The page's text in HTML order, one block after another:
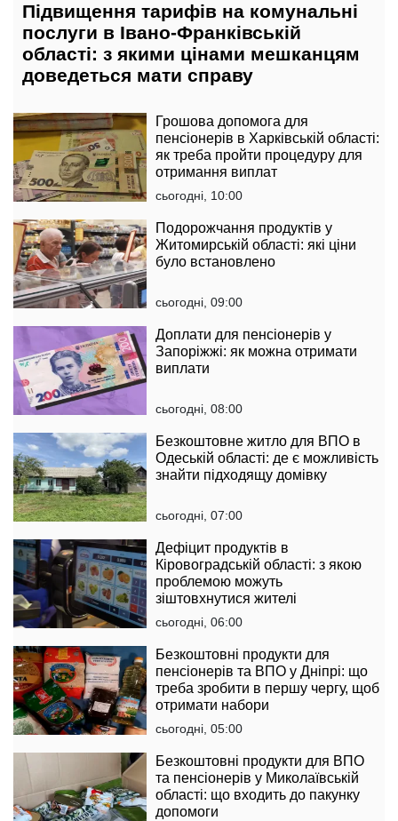
Підвищення тарифів на комунальні
послуги в Івано-Франківській
області: з якими цінами мешканцям
доведеться мати справу
Грошова допомога для
пенсіонерів в Харківській області:
як треба пройти процедуру для
отримання виплат
сьогодні, 10:00
Подорожчання продуктів у
Житомирській області: які ціни
було встановлено
сьогодні, 09:00
Доплати для пенсіонерів у
Запоріжжі: як можна отримати
виплати
сьогодні, 08:00
Безкоштовне житло для ВПО в
Одеській області: де є можливість
знайти підходящу домівку
сьогодні, 07:00
Дефіцит продуктів в
Кіровоградській області: з якою
проблемою можуть
зіштовхнутися жителі
сьогодні, 06:00
Безкоштовні продукти для
пенсіонерів та ВПО у Дніпрі: що
треба зробити в першу чергу, щоб
отримати набори
сьогодні, 05:00
Безкоштовні продукти для ВПО
та пенсіонерів у Миколаївській
області: що входить до пакунку
допомоги